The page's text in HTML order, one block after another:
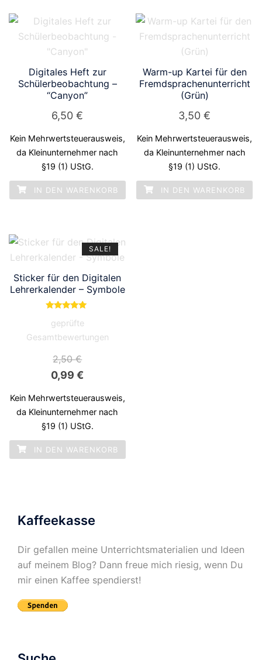
Digitales Heft zur
Schülerbeobachtung –
“Canyon”
6,50€
Kein Mehrwertsteuerausweis,
da Kleinunternehmer nach
§19 (1) UStG.
IN DEN WARENKORB
Warm-up Kartei für den
Fremdsprachenunterricht
(Grün)
3,50€
Kein Mehrwertsteuerausweis,
da Kleinunternehmer nach
§19 (1) UStG.
IN DEN WARENKORB
SALE!
Sticker für den Digitalen
Lehrerkalender – Symbole
5.00
geprüfte
Gesamtbewertungen
2,50€
Ursprünglicher
war:
2,50 €
0,99€
ist:
0,99 €.
Kein Mehrwertsteuerausweis,
da Kleinunternehmer nach
§19 (1) UStG.
IN DEN WARENKORB
Kaffeekasse
Dir gefallen meine Unterrichtsmaterialien und Ideen
auf meinem Blog? Dann freue mich riesig, wenn Du
mir einen Kaffee spendierst!